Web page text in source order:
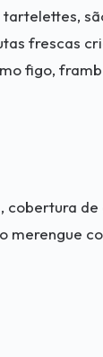
frescas
figo,
cobertura